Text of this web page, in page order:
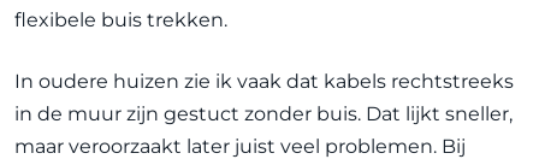
flexibele buis trekken.
In oudere huizen zie ik vaak dat kabels rechtstreeks
in de muur zijn gestuct zonder buis. Dat lijkt sneller,
maar veroorzaakt later juist veel problemen. Bij